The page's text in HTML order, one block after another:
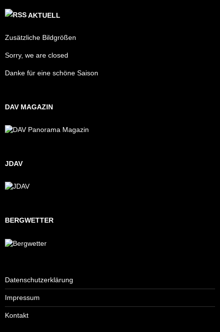
AKTUELL
Zusätzliche Bildgrößen
Sorry, we are closed
Danke für eine schöne Saison
DAV MAGAZIN
JDAV
BERGWETTER
Datenschutzerklärung
Impressum
Kontakt